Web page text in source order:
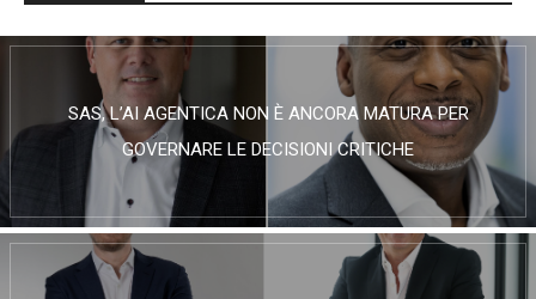
SAS, L’AI AGENTICA NON È ANCORA MATURA PER
GOVERNARE LE DECISIONI CRITICHE